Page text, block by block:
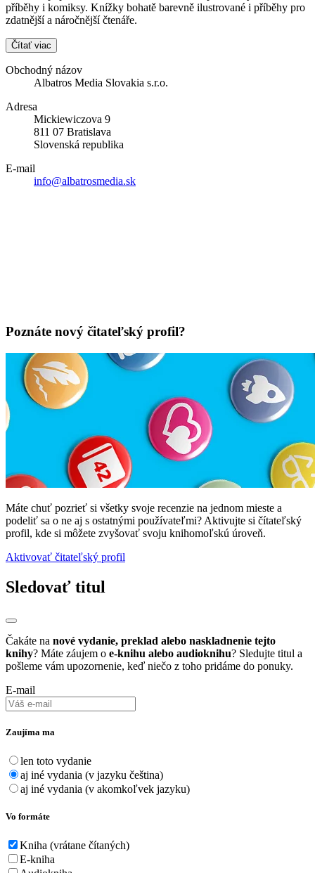
příběhy i komiksy. Knížky bohatě barevně ilustrované i příběhy pro
zdatnější a náročnější čtenáře.
Čítať viac
Obchodný názov
Albatros Media Slovakia s.r.o.
Adresa
Mickiewiczova 9
811 07 Bratislava
Slovenská republika
E-mail
info@albatrosmedia.sk
Poznáte nový čitateľský profil?
Máte chuť pozrieť si všetky svoje recenzie na jednom mieste a
podeliť sa o ne aj s ostatnými používateľmi? Aktivujte si čítateľský
profil, kde si môžete zvyšovať svoju knihomoľskú úroveň.
Aktivovať čitateľský profil
Sledovať titul
Čakáte na nové vydanie, preklad alebo naskladnenie tejto
knihy? Máte záujem o e-knihu alebo audioknihu? Sledujte titul a
pošleme vám upozornenie, keď niečo z toho pridáme do ponuky.
E-mail
Zaujíma ma
len toto vydanie
aj iné vydania (v jazyku čeština)
aj iné vydania (v akomkoľvek jazyku)
Vo formáte
Kniha (vrátane čítaných)
E-kniha